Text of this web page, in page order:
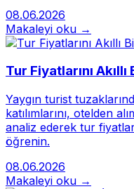
08.06.2026
Makaleyi oku →
Tur Fiyatlarını
Yaygın turist
katılımlarını, otelden
analiz ederek tur
öğrenin.
08.06.2026
Makaleyi oku →